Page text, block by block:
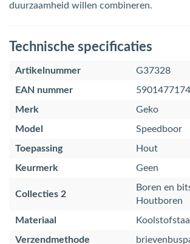
duurzaamheid willen combineren.
Technische specificaties
Artikelnummer
G37328
EAN nummer
Merk
Geko
Model
Speedboor
Toepassing
Hout
Keurmerk
Geen
Collecties 2
Boren en
Houtboren
Materiaal
Koolstofstaal
Verzendmethode